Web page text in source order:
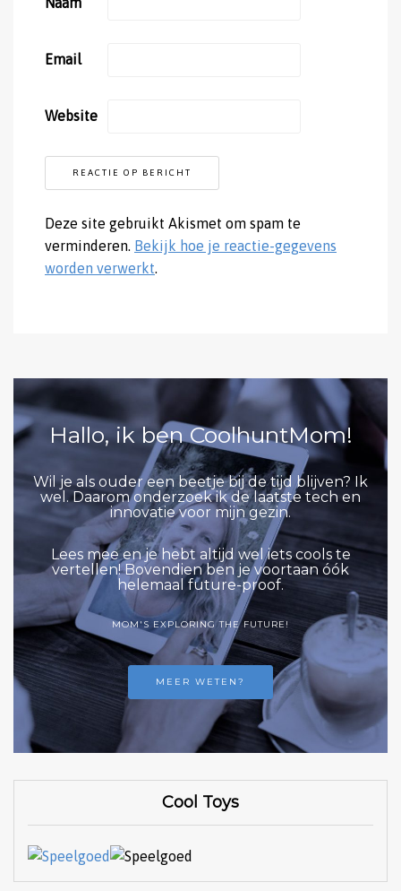
Email
Website
Deze site gebruikt Akismet om spam te
verminderen. Bekijk hoe je reactie-gegevens
worden verwerkt.
Hallo, ik ben CoolhuntMom!
Wil je als ouder een beetje bij de tijd blijven? Ik
wel. Daarom onderzoek ik de laatste tech en
innovatie voor mijn gezin.
Lees mee en je hebt altijd wel iets cools te
vertellen! Bovendien ben je voortaan óók
helemaal future-proof.
MOM'S EXPLORING THE FUTURE!
MEER WETEN?
Cool Toys